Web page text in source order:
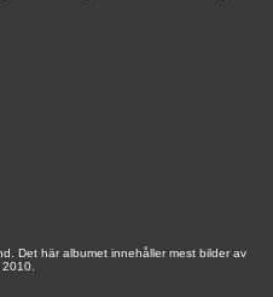
Det här albumet innehåller mest bilder av